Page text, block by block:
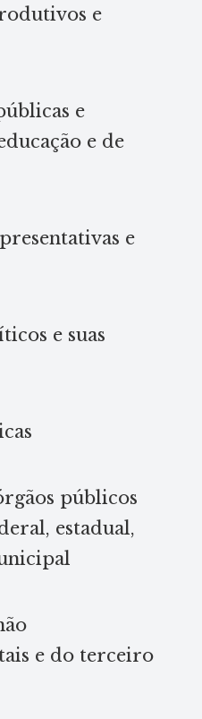
e
e
e de
e
e suas
públicos
estadual,
e do terceiro